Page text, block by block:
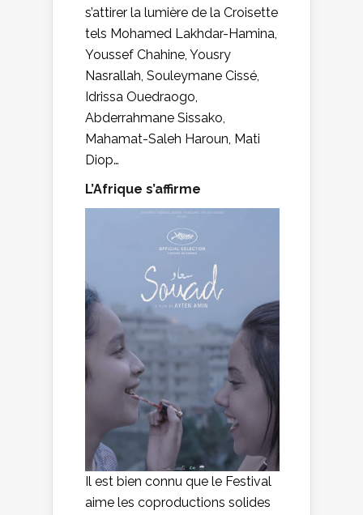
s’attirer la lumière de la Croisette
tels Mohamed Lakhdar-Hamina,
Youssef Chahine, Yousry
Nasrallah, Souleymane Cissé,
Idrissa Ouedraogo,
Abderrahmane Sissako,
Mahamat-Saleh Haroun, Mati
Diop…
L’Afrique s’affirme
Il est bien connu que le Festival
aime les coproductions solides